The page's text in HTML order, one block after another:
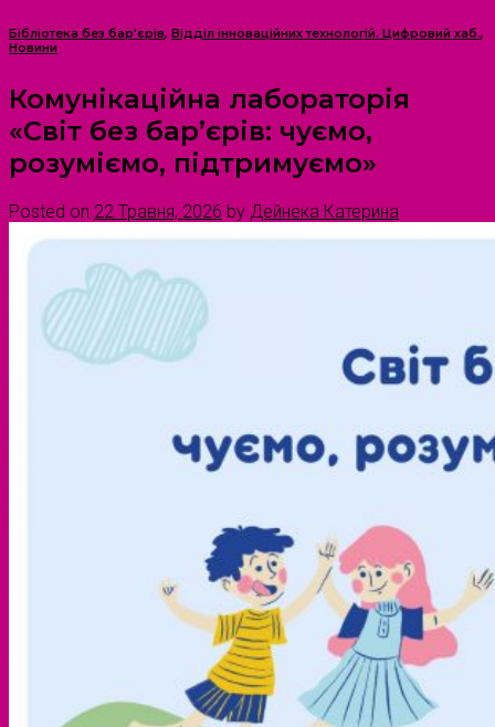
Бібліотека без бар'єрів, Відділ інноваційних технологій. Цифровий хаб.,
Новини
Комунікаційна лабораторія
«Світ без бар’єрів: чуємо,
розуміємо, підтримуємо»
Posted on 22 Травня, 2026 by Дейнека Катерина